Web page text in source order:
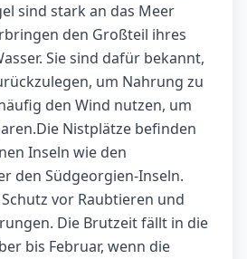
sind stark an das Meer
den Großteil ihres
Sie sind dafür bekannt,
um Nahrung zu
den Wind nutzen, um
Nistplätze befinden
Inseln wie den
den Südgeorgien-Inseln.
vor Raubtieren und
Die Brutzeit fällt in die
bis Februar, wenn die